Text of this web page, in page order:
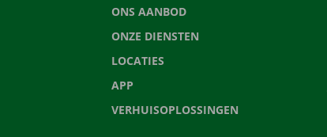
ONS AANBOD
ONZE DIENSTEN
LOCATIES
APP
VERHUISOPLOSSINGEN